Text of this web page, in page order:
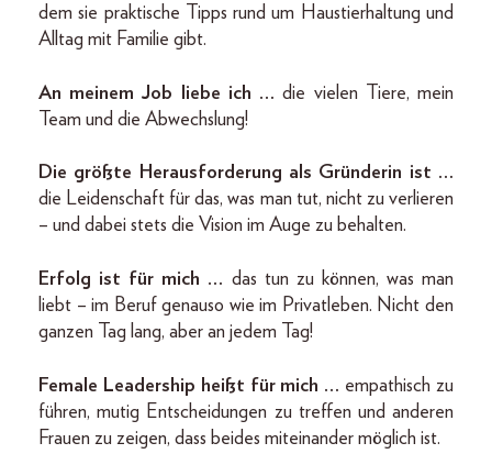
dem sie praktische Tipps rund um Haustierhaltung und
Alltag mit Familie gibt.
An meinem Job liebe ich …die vielen Tiere, mein
Team und die Abwechslung!
Die größte Herausforderung als Gründerin ist …
die Leidenschaft für das, was man tut, nicht zu verlieren
– und dabei stets die Vision im Auge zu behalten.
Erfolg ist für mich … das tun zu können, was man
liebt – im Beruf genauso wie im Privatleben. Nicht den
ganzen Tag lang, aber an jedem Tag!
Female Leadership heißt für mich … empathisch zu
führen, mutig Entscheidungen zu treffen und anderen
Frauen zu zeigen, dass beides miteinander möglich ist.